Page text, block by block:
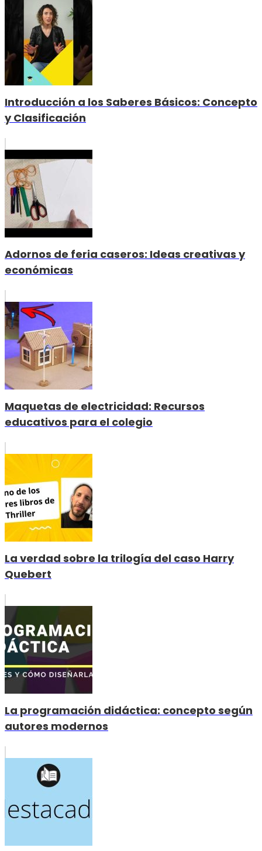
Introducción a los Saberes Básicos: Concepto
y Clasificación
Adornos de feria caseros: Ideas creativas y
económicas
Maquetas de electricidad: Recursos
educativos para el colegio
La verdad sobre la trilogía del caso Harry
Quebert
La programación didáctica: concepto según
autores modernos